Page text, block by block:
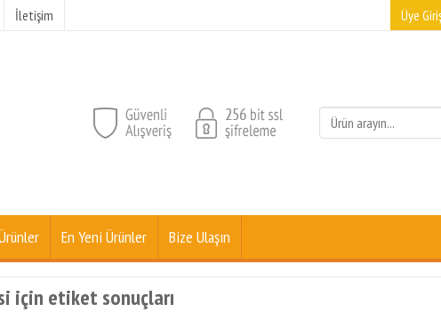
İletişim Üye
En Yeni Ürünler Bize Ulaşın
için etiket sonuçları